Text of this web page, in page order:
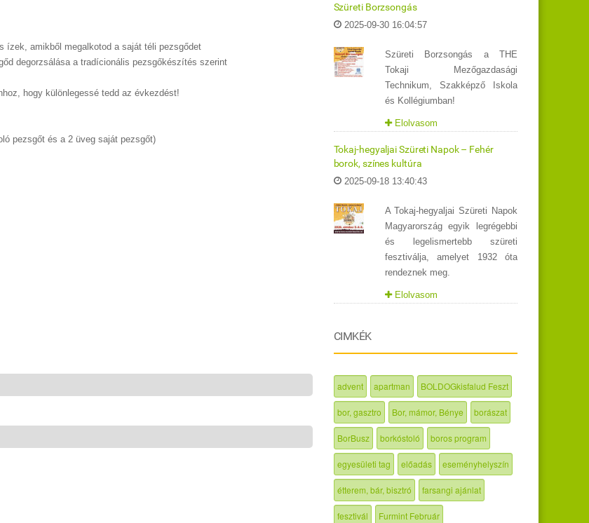
ízek, amikből megalkotod a saját téli pezsgődet
degorzsálása a tradícionális pezsgőkészítés szerint
hogy különlegessé tedd az évkezdést!
pezsgőt és a 2 üveg saját pezsgőt)
Szüreti Borzsongás
2025-09-30 16:04:57
Szüreti Borzsongás a THE
Tokaji Mezőgazdasági
Technikum, Szakképző Iskola
és Kollégiumban!
Elolvasom
Tokaj-hegyaljai Szüreti Napok – Fehér
borok, színes kultúra
2025-09-18 13:40:43
A Tokaj-hegyaljai Szüreti Napok
Magyarország egyik legrégebbi
és legelismertebb szüreti
fesztiválja, amelyet 1932 óta
rendeznek meg.
Elolvasom
CIMKÉK
advent apartman BOLDOGkisfalud Feszt
bor, gasztro Bor, mámor, Bénye borászat
BorBusz borkóstoló boros program
egyesületi tag előadás eseményhelyszín
étterem, bár, bisztró farsangi ajánlat
fesztivál Furmint Február